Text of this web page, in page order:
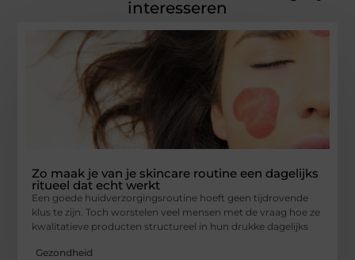
interesseren
Zo maak je van je skincare routine een dagelijks
ritueel dat echt werkt
Een goede huidverzorgingsroutine hoeft geen tijdrovende
klus te zijn. Toch worstelen veel mensen met de vraag hoe ze
kwalitatieve producten structureel in hun drukke dagelijks
Gezondheid